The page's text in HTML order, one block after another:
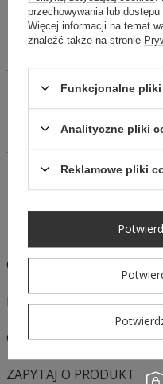
Sukienka w kolorze
Gumka w zakończeniu
14
OPIS
MATERIAŁY I
OPINIE
ZAPYTAJ O PRODUKT
przechowywania lub
Więcej informacji na temat
znaleźć także na stronie
Funkcjonalne
Analityczne pliki
Reklamowe pliki